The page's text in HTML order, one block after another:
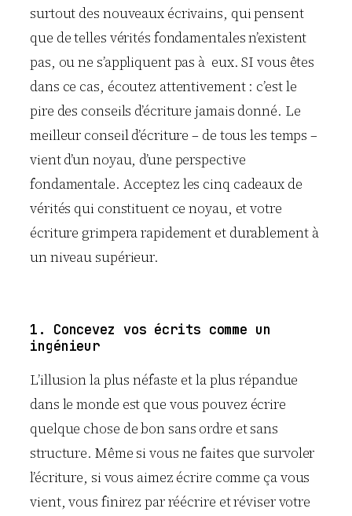
surtout des nouveaux écrivains, qui pensent
que de telles vérités fondamentales n’existent
pas, ou ne s’appliquent pas à eux. SI vous êtes
dans ce cas, écoutez attentivement : c’est le
pire des conseils d’écriture jamais donné. Le
meilleur conseil d’écriture – de tous les temps –
vient d’un noyau, d’une perspective
fondamentale. Acceptez les cinq cadeaux de
vérités qui constituent ce noyau, et votre
écriture grimpera rapidement et durablement à
un niveau supérieur.
1. Concevez vos écrits comme un
ingénieur
L’illusion la plus néfaste et la plus répandue
dans le monde est que vous pouvez écrire
quelque chose de bon sans ordre et sans
structure. Même si vous ne faites que survoler
l’écriture, si vous aimez écrire comme ça vous
vient, vous finirez par réécrire et réviser votre